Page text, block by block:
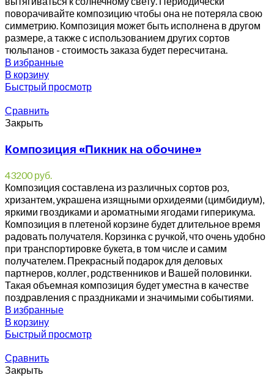
поворачивайте композицию чтобы она не потеряла свою
симметрию. Композиция может быть исполнена в другом
размере, а также с использованием других сортов
тюльпанов - стоимость заказа будет пересчитана.
В избранные
В корзину
Быстрый просмотр
Сравнить
Закрыть
Композиция «Пикник на обочине»
43200руб.
Композиция составлена из различных сортов роз,
хризантем, украшена изящными орхидеями (цимбидиум),
яркими гвоздиками и ароматными ягодами гиперикума.
Композиция в плетеной корзине будет длительное время
радовать получателя. Корзинка с ручкой, что очень удобно
при транспортировке букета, в том числе и самим
получателем. Прекрасный подарок для деловых
партнеров, коллег, родственников и Вашей половинки.
Такая объемная композиция будет уместна в качестве
поздравления с праздниками и значимыми событиями.
В избранные
В корзину
Быстрый просмотр
Сравнить
Закрыть